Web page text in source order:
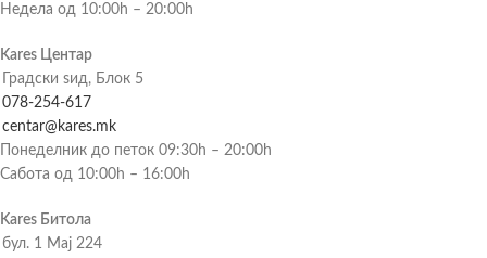
Недела од 10:00h – 20:00h
Kares Центар
Градски ѕид, Блок 5
078-254-617
centar@kares.mk
Понеделник до петок 09:30h – 20:00h
Сабота од 10:00h – 16:00h
Kares Битола
бул. 1 Мај 224